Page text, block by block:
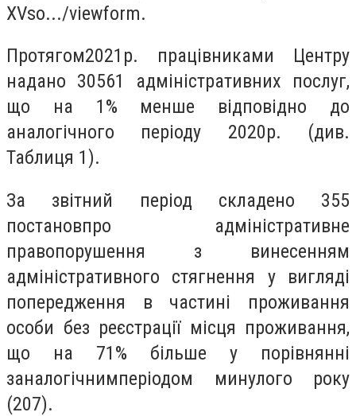
XVso.../viewform.
Протягом2021р. працівниками Центру
надано 30561 адміністративних послуг,
що на 1% менше відповідно до
аналогічного періоду 2020р. (див.
Таблиця 1).
За звітний період складено 355
постановпро адміністративне
правопорушення з винесенням
адміністративного стягнення у вигляді
попередження в частині проживання
особи без реєстрації місця проживання,
що на 71% більше у порівнянні
заналогічнимперіодом минулого року
(207).